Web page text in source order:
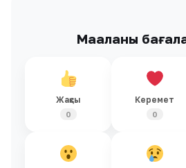
Мақаланы
Жақсы
0
Керемет
0